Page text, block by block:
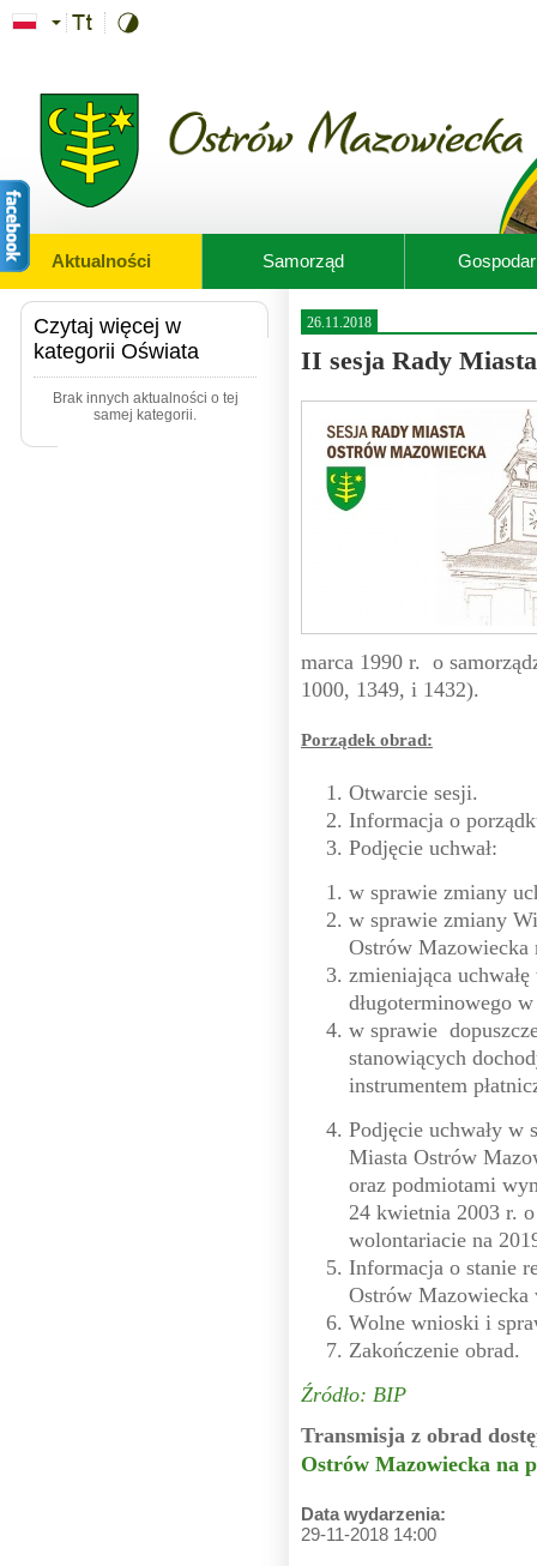
Przejdź do treści
Aktualności Samorząd
Czytaj więcej w
kategorii Oświata
Brak innych aktualności o tej
samej kategorii.
26.11.2018
II sesja Rady
marca 1990 r. o
1000, 1349, i 1432).
Porządek obrad:
Otwarcie sesji.
Informacja o
Podjęcie uchwał:
w sprawie zmiany
w sprawie zmiany
Ostrów Mazowiecka
zmieniająca
długoterminowego
w sprawie
stanowiących
instrumentem
Podjęcie uchwały w
Miasta Ostrów
oraz podmiotami
24 kwietnia 2003 r.
wolontariacie na
Informacja o stanie
Ostrów
Wolne wnioski i
Zakończenie obrad.
Źródło: BIP
Transmisja z obrad
Ostrów Mazowiecka na
Data wydarzenia:
29-11-2018 14:00